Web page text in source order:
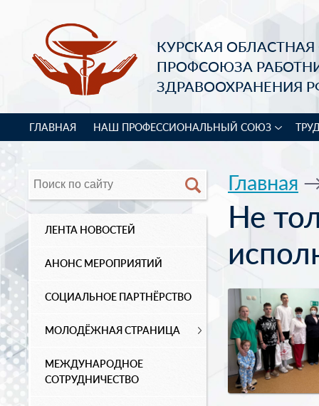
КУРСКАЯ
ПРОФСОЮЗА
ЗДРАВООХРАНЕНИЯ
ГЛАВНАЯ НАШ ПРОФЕССИОНАЛЬНЫЙ СОЮЗ
ЛЕНТА НОВОСТЕЙ
АНОНС МЕРОПРИЯТИЙ
СОЦИАЛЬНОЕ ПАРТНЁРСТВО
МОЛОДЁЖНАЯ СТРАНИЦА
МЕЖДУНАРОДНОЕ
СОТРУДНИЧЕСТВО
Главная
Не